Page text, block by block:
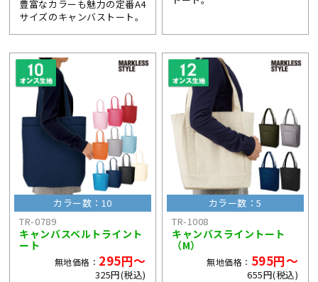
豊富なカラーも魅力の定番A4
サイズのキャンバストート。
カラー数：10
TR-0789
キャンバスベルトライント
ート
無地価格： 295円～
325円(税込)
カラー数：5
TR-1008
キャンバスライントート
（M）
無地価格： 595円～
655円(税込)